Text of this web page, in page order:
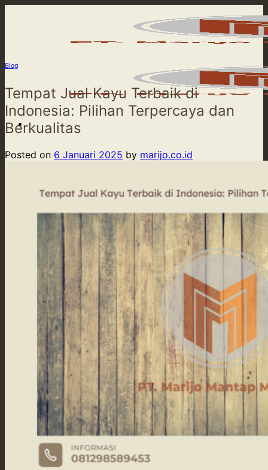
Product
Our Service
Our Supply
Tentang Kami
Blog
Kontak Kami
Blog
Tempat Jual Kayu Terbaik di
Indonesia: Pilihan Terpercaya dan
Berkualitas
Posted on 6 Januari 2025 by marijo.co.id